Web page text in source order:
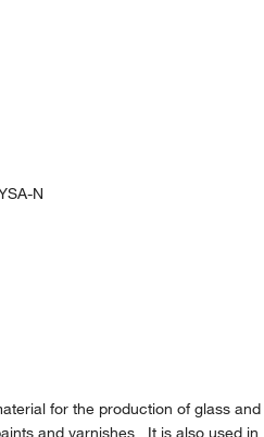
N
for the production of glass and
and varnishes It is also used in